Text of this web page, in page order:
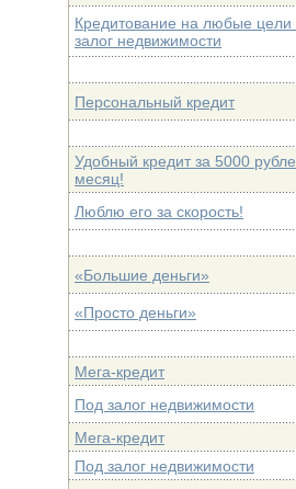
Кредитование на любые цели
залог недвижимости
Персональный кредит
Удобный кредит за 5000
месяц!
Люблю его за скорость!
«Большие деньги»
«Просто деньги»
Мега-кредит
Под залог недвижимости
Мега-кредит
Под залог недвижимости